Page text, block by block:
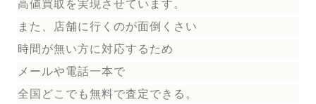
高値買取を実現させています。
また、店舗に行くのが面倒くさい
時間が無い方に対応するため
メールや電話一本で
全国どこでも無料で査定できる。